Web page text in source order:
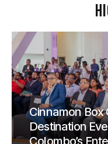
Cinnamon Box
Destination
Colombo’s